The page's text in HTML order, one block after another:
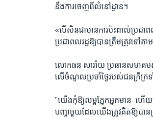
នឹង​ការ​ចេញ​ពី​លំនៅ​ដ្ឋាន។
«បើ​សិន​ជា​មាន​ការ​ប៉ះពាល់​ប្រជា​ព
ប្រជា​ពលរដ្ឋ​ឱ្យ​បាន​ត្រឹមត្រូវ​ទៅ​តាម​
លោក​ធន សារ៉ាយ​ ប្រធាន​សមាគ
លើ​ចំណូល​ប្រចាំ​ថ្ងៃ​របស់​ជន​ក្រីក្រ​ទ
"យើង​កុំ​ឱ្យ​លម្អ​ភ្នែក​អ្នក​មាន​ ​ ហើ
បញ្ហា​មួយ​ដែល​យើង​ត្រូវ​គិត​ឱ្យ​បាន​ត្រឹ